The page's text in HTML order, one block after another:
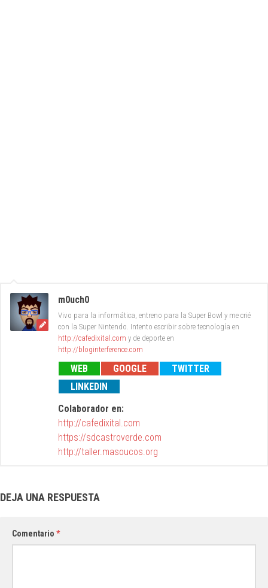
m0uch0
Vivo para la informática, entreno para la Super Bowl y me crié
con la Super Nintendo. Intento escribir sobre tecnología en
http://cafedixital.com y de deporte en
http://bloginterference.com
WEB GOOGLE
TWITTER
LINKEDIN
Colaborador en:
http://cafedixital.com
https://sdcastroverde.com
http://taller.masoucos.org
DEJA UNA RESPUESTA
Comentario *